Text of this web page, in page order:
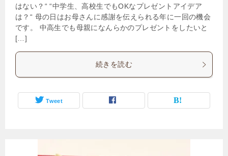
はない？“ “中学生、高校生でもOKなプレゼントアイデア
は？“ 母の日はお母さんに感謝を伝えられる年に一回の機会
です。 中高生でも母親になんらかのプレゼントをしたいと
[…]
続きを読む
Tweet